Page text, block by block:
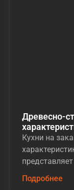
Древесно-
Кухни на
Подробнее